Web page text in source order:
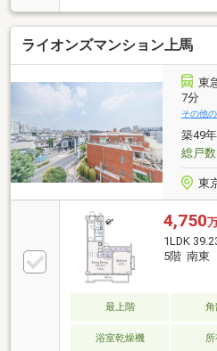
ゴミステーション完備と
マンションです！弊社売
買取経験豊富な買取のプ
ご相談承ります◎売主直
きで仕入れた厳選の物件
ーション予定物件内装工
築のクオリティを中古の
ライオンズマンション上馬
東
7分
その他
築49
総戸数
東
4,750
1LDK
5階 南東
最上階 角
浴室乾燥機